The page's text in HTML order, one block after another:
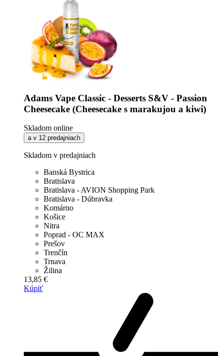
Adams Vape Classic - Desserts S&V - Passion
Cheesecake (Cheesecake s marakujou a kiwi)
Skladom online
a v 12 predajniach
Skladom v predajniach
Banská Bystrica
Bratislava
Bratislava - AVION Shopping Park
Bratislava - Dúbravka
Komárno
Košice
Nitra
Poprad - OC MAX
Prešov
Trenčín
Trnava
Žilina
13,85 €
Kúpiť